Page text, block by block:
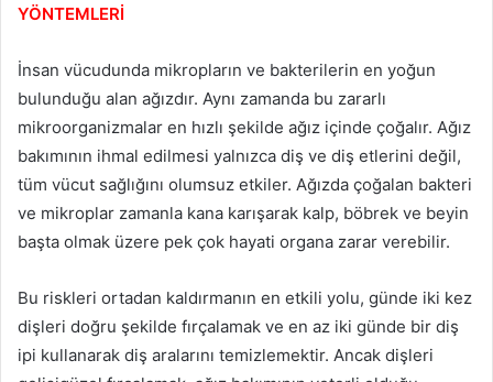
YÖNTEMLERİ
İnsan vücudunda mikropların ve bakterilerin en yoğun
bulunduğu alan ağızdır. Aynı zamanda bu zararlı
mikroorganizmalar en hızlı şekilde ağız içinde çoğalır. Ağız
bakımının ihmal edilmesi yalnızca diş ve diş etlerini değil,
tüm vücut sağlığını olumsuz etkiler. Ağızda çoğalan bakteri
ve mikroplar zamanla kana karışarak kalp, böbrek ve beyin
başta olmak üzere pek çok hayati organa zarar verebilir.
Bu riskleri ortadan kaldırmanın en etkili yolu, günde iki kez
dişleri doğru şekilde fırçalamak ve en az iki günde bir diş
ipi kullanarak diş aralarını temizlemektir. Ancak dişleri